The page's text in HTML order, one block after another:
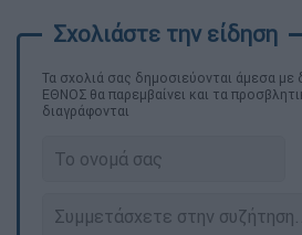
Τα σχολιά σας δημοσιεύονται άμεσα με
ΕΘΝΟΣ θα παρεμβαίνει και τα
διαγράφονται